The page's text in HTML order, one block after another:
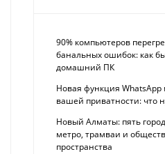
90% компьютеров
банальных ошибок: как
домашний ПК
Новая функция
вашей приватности: что
Новый Алматы: пять
метро, трамваи и
пространства